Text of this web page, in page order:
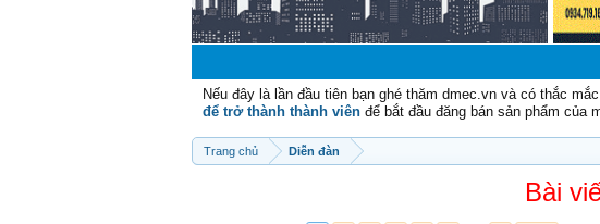
Nếu đây là lần đầu tiên bạn ghé thăm dmec.vn và có thắc
để trở thành thành viên để bắt đầu đăng bán sản phẩm của
Trang chủ Diễn đàn
Bài